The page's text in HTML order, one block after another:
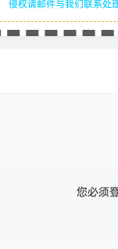
侵权请邮件与我们联系处
您必须